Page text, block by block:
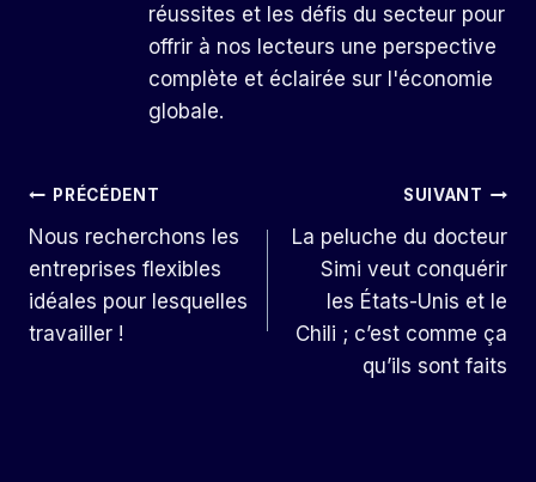
réussites et les défis du secteur pour
offrir à nos lecteurs une perspective
complète et éclairée sur l'économie
globale.
Navigation
De
L’article
PRÉCÉDENT
Nous recherchons les
entreprises flexibles
idéales pour lesquelles
travailler !
SUIVANT
La peluche du docteur
Simi veut conquérir
les États-Unis et le
Chili ; c’est comme ça
qu’ils sont faits